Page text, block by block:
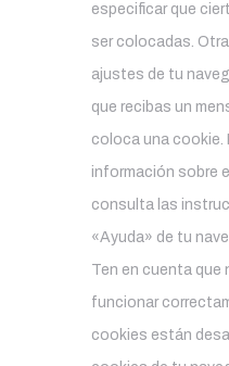
especificar que
ser colocadas.
ajustes de tu
que recibas un
coloca una cookie.
información sobre
consulta las
«Ayuda» de tu
Ten en cuenta que
funcionar
cookies están